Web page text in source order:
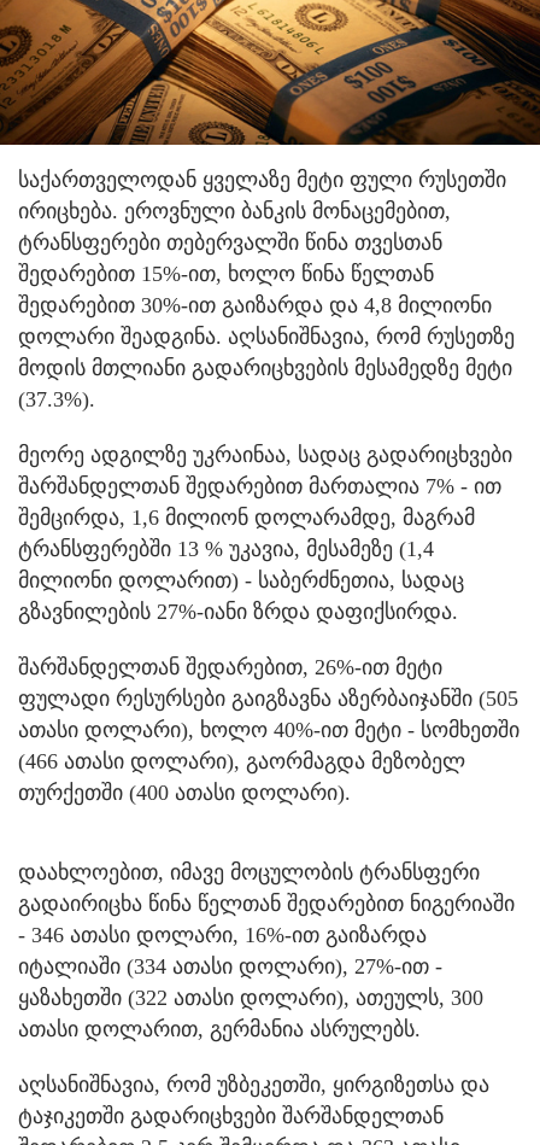
საქართველოდან ყველაზე მეტი ფული რუსეთში
ირიცხება. ეროვნული ბანკის მონაცემებით,
ტრანსფერები თებერვალში წინა თვესთან
შედარებით 15%-ით, ხოლო წინა წელთან
შედარებით 30%-ით გაიზარდა და 4,8 მილიონი
დოლარი შეადგინა. აღსანიშნავია, რომ რუსეთზე
მოდის მთლიანი გადარიცხვების მესამედზე მეტი
(37.3%).
მეორე ადგილზე უკრაინაა, სადაც გადარიცხვები
შარშანდელთან შედარებით მართალია 7% - ით
შემცირდა, 1,6 მილიონ დოლარამდე, მაგრამ
ტრანსფერებში 13 % უკავია, მესამეზე (1,4
მილიონი დოლარით) - საბერძნეთია, სადაც
გზავნილების 27%-იანი ზრდა დაფიქსირდა.
შარშანდელთან შედარებით, 26%-ით მეტი
ფულადი რესურსები გაიგზავნა აზერბაიჯანში (505
ათასი დოლარი), ხოლო 40%-ით მეტი - სომხეთში
(466 ათასი დოლარი), გაორმაგდა მეზობელ
თურქეთში (400 ათასი დოლარი).
დაახლოებით, იმავე მოცულობის ტრანსფერი
გადაირიცხა წინა წელთან შედარებით ნიგერიაში
- 346 ათასი დოლარი, 16%-ით გაიზარდა
იტალიაში (334 ათასი დოლარი), 27%-ით -
ყაზახეთში (322 ათასი დოლარი), ათეულს, 300
ათასი დოლარით, გერმანია ასრულებს.
აღსანიშნავია, რომ უზბეკეთში, ყირგიზეთსა და
ტაჯიკეთში გადარიცხვები შარშანდელთან